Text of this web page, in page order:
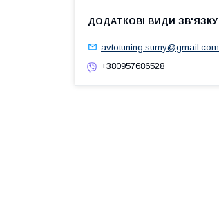
avtotuning.sumy@gmail.com
+380957686528